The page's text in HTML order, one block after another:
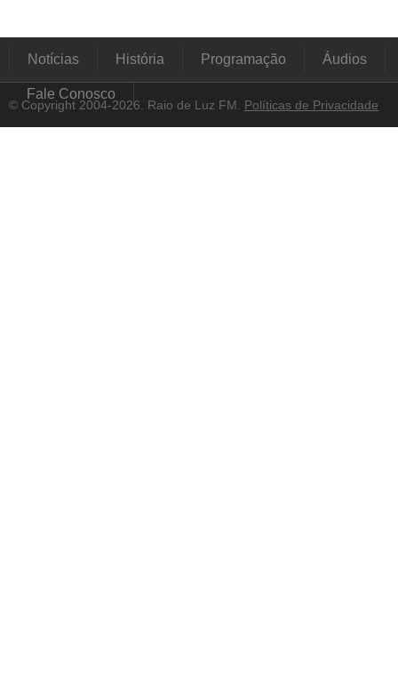
Notícias História Programação Áudios
Fale Conosco
© Copyright 2004-2026. Raio de Luz FM. Políticas de Privacidade